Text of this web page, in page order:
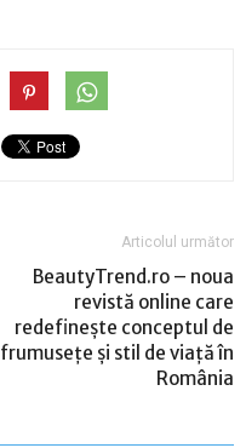
Articolul următor
BeautyTrend.ro – noua
revistă online care
redefinește conceptul de
frumusețe și stil de viață în
România